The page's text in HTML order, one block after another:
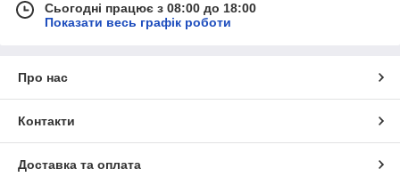
Сьогодні працює з 08:00 до 18:00
Показати весь графік роботи
Про нас
Контакти
Доставка та оплата